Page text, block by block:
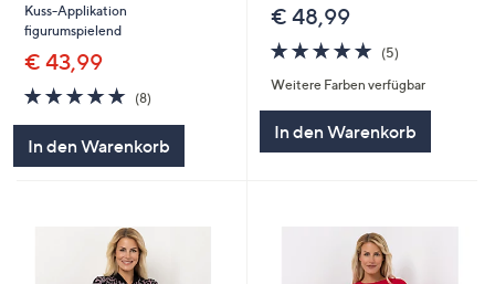
Kuss-Applikation
figurumspielend
€ 43,99
4.9
von
5
(8)
In den Warenkorb
€ 48,99
4.8
von
5
(5)5
Weitere Farben verfügbar
In den Warenkorb